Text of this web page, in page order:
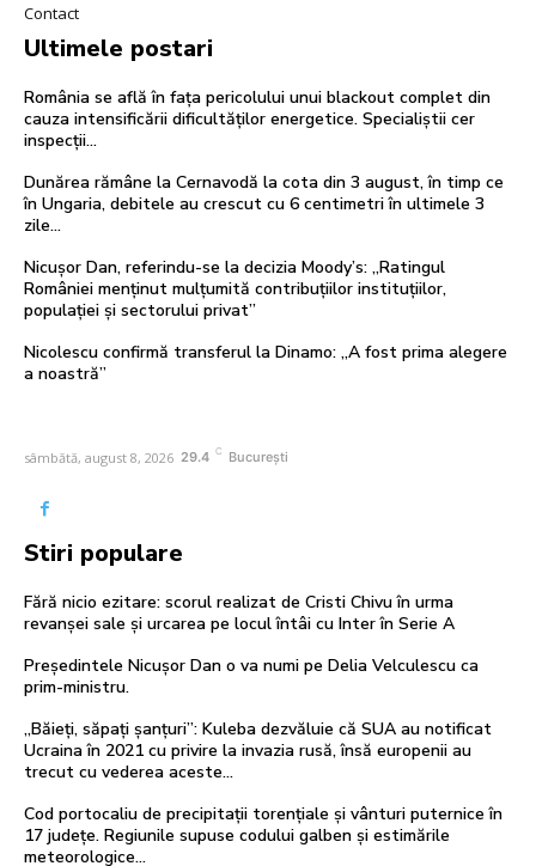
Contact
Ultimele postari
România se află în fața pericolului unui blackout complet din
cauza intensificării dificultăților energetice. Specialiștii cer
inspecții…
Dunărea rămâne la Cernavodă la cota din 3 august, în timp ce
în Ungaria, debitele au crescut cu 6 centimetri în ultimele 3
zile...
Nicușor Dan, referindu-se la decizia Moody’s: „Ratingul
României menținut mulțumită contribuțiilor instituțiilor,
populației și sectorului privat”
Nicolescu confirmă transferul la Dinamo: „A fost prima alegere
a noastră”
sâmbătă, august 8, 2026 29.4 C București
Stiri populare
Fără nicio ezitare: scorul realizat de Cristi Chivu în urma
revanșei sale și urcarea pe locul întâi cu Inter în Serie A
Președintele Nicușor Dan o va numi pe Delia Velculescu ca
prim-ministru.
„Băieți, săpați șanțuri”: Kuleba dezvăluie că SUA au notificat
Ucraina în 2021 cu privire la invazia rusă, însă europenii au
trecut cu vederea aceste...
Cod portocaliu de precipitații torențiale și vânturi puternice în
17 județe. Regiunile supuse codului galben și estimările
meteorologice…